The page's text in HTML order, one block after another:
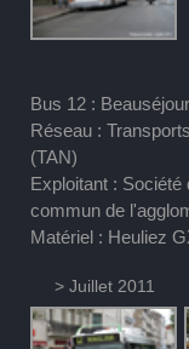
Bus 12 :
Réseau :
(TAN)
Exploitant :
commun de
Matériel : Heuliez
> Juillet 2011